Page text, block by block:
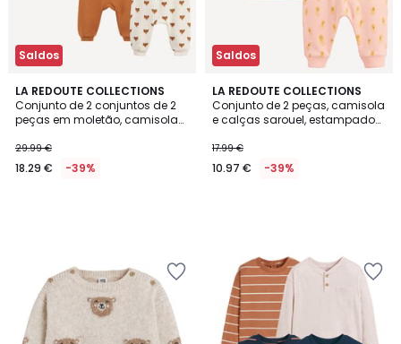
Saldos
LA REDOUTE COLLECTIONS
Conjunto de 2 conjuntos de 2
peças em moletão, camisolas
€
em
desconto
aplicado.
29.99 €
18.29 € -39%
Saldos
LA REDOUTE COLLECTIONS
Conjunto de 2 peças, camisola
e calças sarouel, estampado
17.99 €
10.97 € -39%